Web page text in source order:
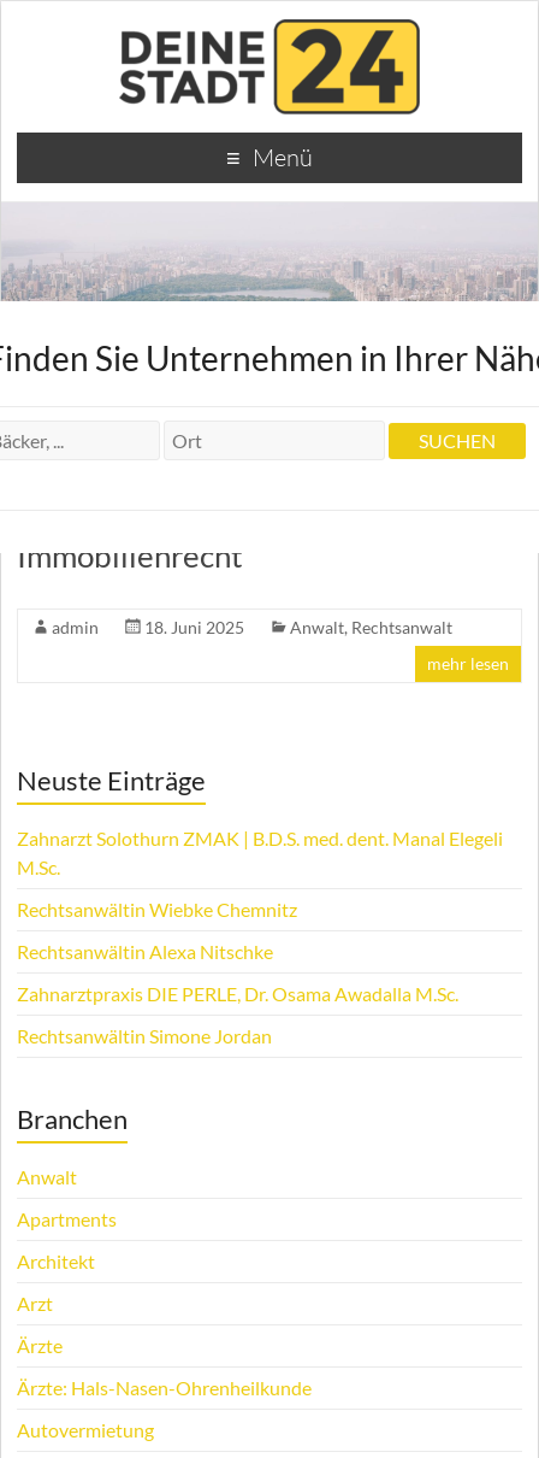
Menü
Sie Unternehmen in Ihrer
Immobilienrecht
admin 18. Juni 2025 Anwalt, Rechtsanwalt
mehr lesen
Neuste Einträge
Zahnarzt Solothurn ZMAK | B.D.S. med. dent. Manal Elegeli
M.Sc.
Rechtsanwältin Wiebke Chemnitz
Rechtsanwältin Alexa Nitschke
Zahnarztpraxis DIE PERLE, Dr. Osama Awadalla M.Sc.
Rechtsanwältin Simone Jordan
Branchen
Anwalt
Apartments
Architekt
Arzt
Ärzte
Ärzte: Hals-Nasen-Ohrenheilkunde
Autovermietung